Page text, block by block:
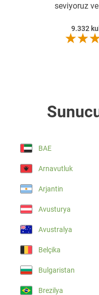
seviyoruz
9.332
BAE
Arnavutluk
Arjantin
Avusturya
Avustralya
Belçika
Bulgaristan
Brezilya